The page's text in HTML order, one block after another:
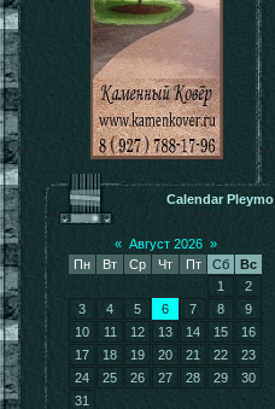
Calendar Pleymo
« Август 2026 »
Пн
Вт Ср Чт Пт Сб
Вс
1
2
3
4 5 6 7 8
9
10
11 12 13 14 15
16
17
18 19 20 21 22
23
24
25 26 27 28 29
30
31